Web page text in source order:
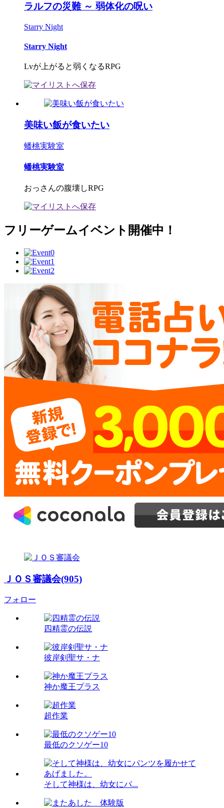
ラルフの災難 ～ 弱体化の呪い
Starry Night
Starry Night
Lvが上がると弱くなるRPG
美味い飯が食いたい
蟠桃実験室
蟠桃実験室
おっさんの腹壊しRPG
フリーゲームイベント開催中！
ＪＯＳ審議会(905)
フォロー
四精霊の伝説
彼岸剣聖サ・ナ
神か魔王プラス
超作業
最低のクソゲー10
そして神様は、幼女にパ...